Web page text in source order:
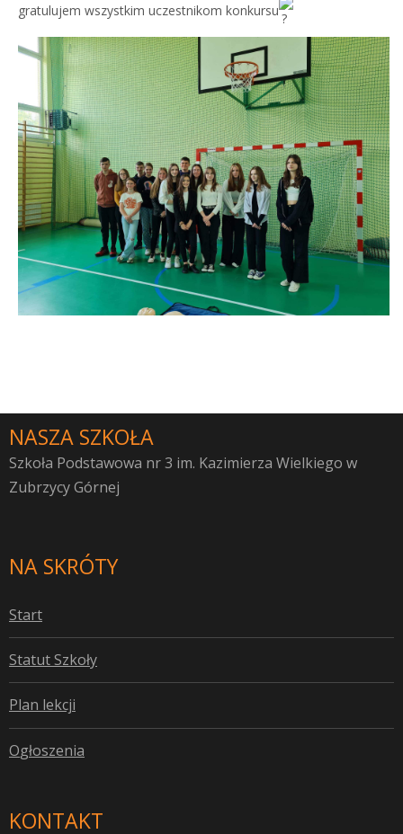
gratulujem wszystkim uczestnikom konkursu
NASZA SZKOŁA
Szkoła Podstawowa nr 3 im. Kazimierza Wielkiego w
Zubrzycy Górnej
NA SKRÓTY
Start
Statut Szkoły
Plan lekcji
Ogłoszenia
KONTAKT